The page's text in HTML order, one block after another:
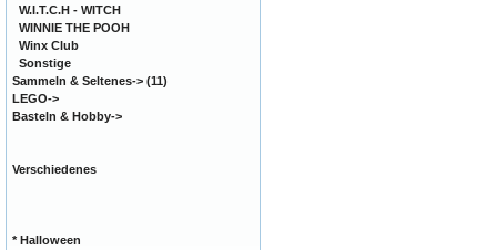
W.I.T.C.H - WITCH
WINNIE THE POOH
Winx Club
Sonstige
Sammeln & Seltenes-> (11)
LEGO->
Basteln & Hobby->
Verschiedenes
* Halloween